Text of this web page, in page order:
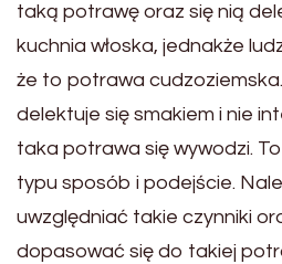
taką potrawę oraz się nią
kuchnia włoska, jednakże
że to potrawa
delektuje się smakiem i nie
taka potrawa się wywodzi.
typu sposób i podejście.
uwzględniać takie czynniki
dopasować się do takiej